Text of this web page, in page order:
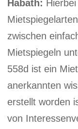
Habath:
zwischen
Mietspiegeln
558d ist ein
anerkannten
erstellt worden
von